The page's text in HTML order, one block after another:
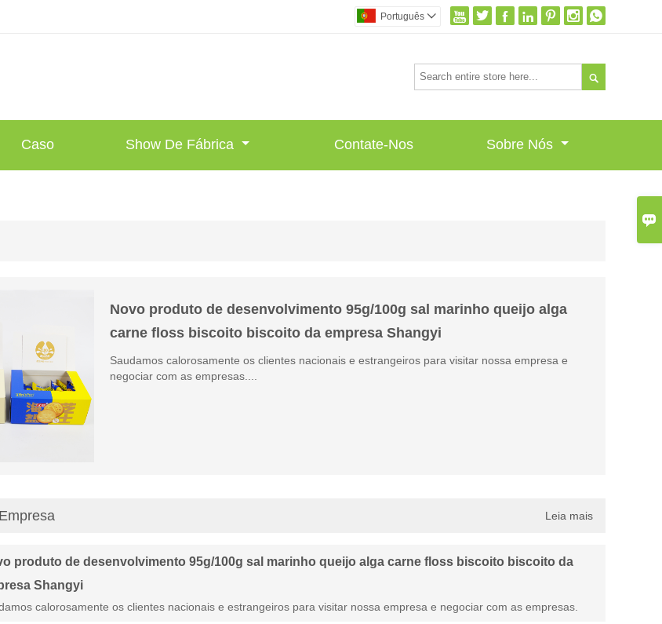

      
Português 

Caso Show De Fábrica Contate-Nos Sobre Nós
Novo produto de desenvolvimento 95g/100g sal marinho queijo alga
carne floss biscoito biscoito da empresa Shangyi
Saudamos calorosamente os clientes nacionais e estrangeiros para visitar nossa empresa e
negociar com as empresas....
Leia mais
produto de desenvolvimento 95g/100g sal marinho queijo alga carne floss biscoito biscoito da
Shangyi
calorosamente os clientes nacionais e estrangeiros para visitar nossa empresa e negociar com as empresas.